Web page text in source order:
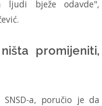
ljudi bježe odavde",
promijeniti,
a, poručio je da